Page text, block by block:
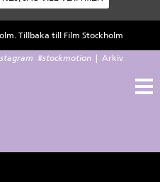
Tillbaka till Film Stockholm
#stockmotion Arkiv